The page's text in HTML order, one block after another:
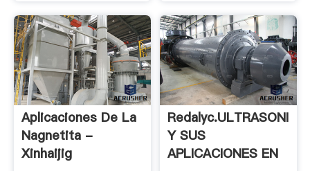
Aplicaciones De La
Nagnetita -
Xinhaijig
Redalyc.ULTRASONIDO
Y SUS
APLICACIONES EN